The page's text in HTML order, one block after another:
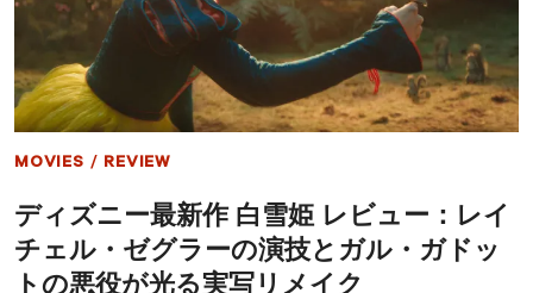
ン・
サ
ム
描
予
可
能
MOVIES / REVIEW
ディズニー最新作 白雪姫 レビュー：レイ
チェル・ゼグラーの演技とガル・ガドッ
トの悪役が光る実写リメイク